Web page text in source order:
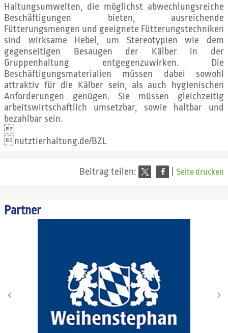
Haltungsumwelten, die möglichst abwechlungsreiche
Beschäftigungen bieten, ausreichende
Fütterungsmengen und geeignete Fütterungstechniken
sind wirksame Hebel, um Stereotypien wie dem
gegenseitigen Besaugen der Kälber in der
Gruppenhaltung entgegenzuwirken. Die
Beschäftigungsmaterialien müssen dabei sowohl
attraktiv für die Kälber sein, als auch hygienischen
Anforderungen genügen. Sie müssen gleichzeitig
arbeitswirtschaftlich umsetzbar, sowie haltbar und
bezahlbar sein.

nutztierhaltung.de/BZL
Beitrag teilen: Seite drucken
Partner